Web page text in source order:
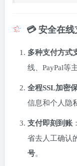
💳 安全在
多种支付方式
线、PayPal等
全程SSL加密
信息和个人隐
支付即刻到账
省去人工确认
号。